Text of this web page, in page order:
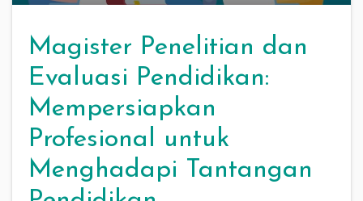
Magister Penelitian dan
Evaluasi Pendidikan:
Mempersiapkan
Profesional untuk
Menghadapi Tantangan